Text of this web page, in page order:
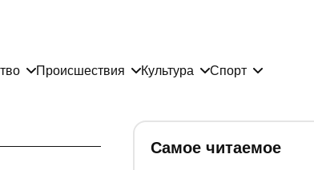
Происшествия Культура Спорт
Самое читаемое